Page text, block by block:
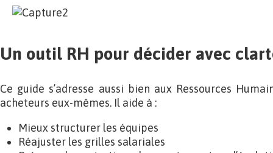
Un outil RH pour décider avec
Ce guide s’adresse aussi bien aux Ressources
acheteurs eux-mêmes. Il aide à :
Mieux structurer les équipes
Réajuster les grilles salariales